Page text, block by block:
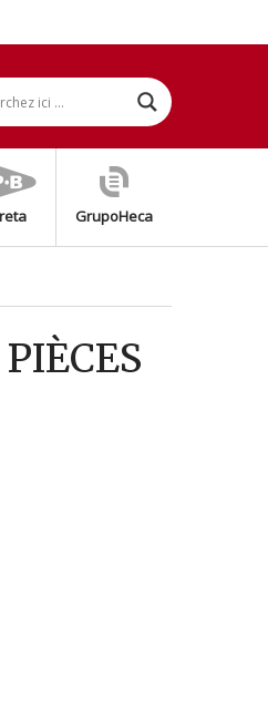
GrupoHeca